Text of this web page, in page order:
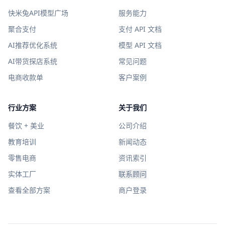
快米兔API模型广场
聚合支付
AI推荐优化系统
AI带货探店系统
电商收款单
服务能力
支付 API 文档
模型 API 文档
常见问题
客户案例
行业方案
餐饮 + 美业
教育培训
零售电商
实体工厂
查看全部方案
关于我们
公司介绍
新闻动态
资讯索引
联系顾问
商户登录